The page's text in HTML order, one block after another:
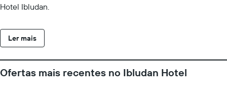
Hotel Ibludan.
Ler mais
Ofertas mais recentes no Ibludan Hotel